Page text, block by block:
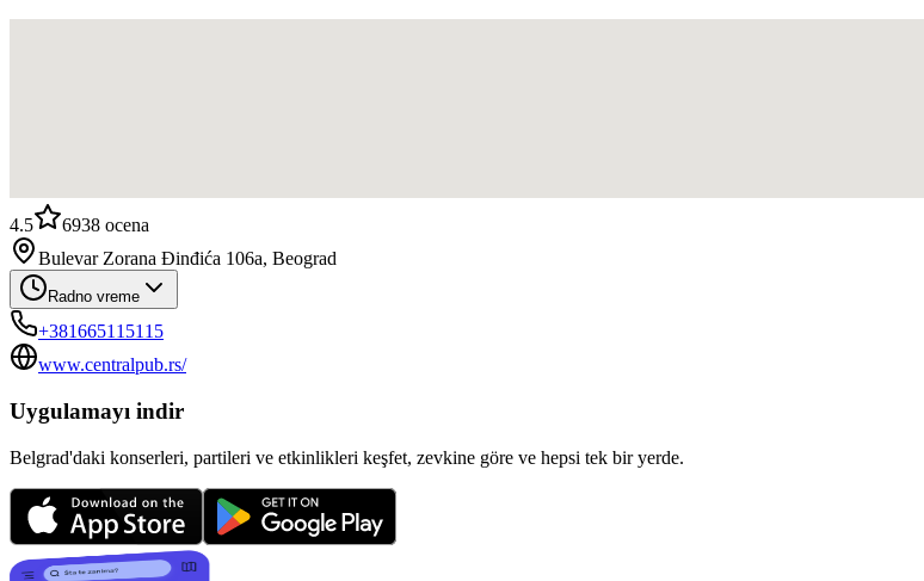
4.5 6938 ocena
Bulevar Zorana Đinđića 106a, Beograd
Radno vreme
+381665115115
www.centralpub.rs/
Uygulamayı indir
Belgrad'daki konserleri, partileri ve etkinlikleri keşfet, zevkine göre ve hepsi tek bir yerde.